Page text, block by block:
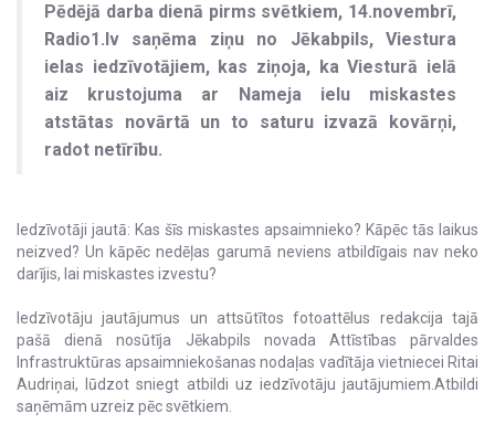
Pēdējā darba dienā pirms svētkiem, 14.novembrī,
Radio1.lv saņēma ziņu no Jēkabpils, Viestura
ielas iedzīvotājiem, kas ziņoja, ka Viesturā ielā
aiz krustojuma ar Nameja ielu miskastes
atstātas novārtā un to saturu izvazā kovārņi,
radot netīrību.
Iedzīvotāji jautā: Kas šīs miskastes apsaimnieko? Kāpēc tās laikus
neizved? Un kāpēc nedēļas garumā neviens atbildīgais nav neko
darījis, lai miskastes izvestu?
Iedzīvotāju jautājumus un attsūtītos fotoattēlus redakcija tajā
pašā dienā nosūtīja Jēkabpils novada Attīstības pārvaldes
Infrastruktūras apsaimniekošanas nodaļas vadītāja vietniecei Ritai
Audriņai, lūdzot sniegt atbildi uz iedzīvotāju jautājumiem.Atbildi
saņēmām uzreiz pēc svētkiem.